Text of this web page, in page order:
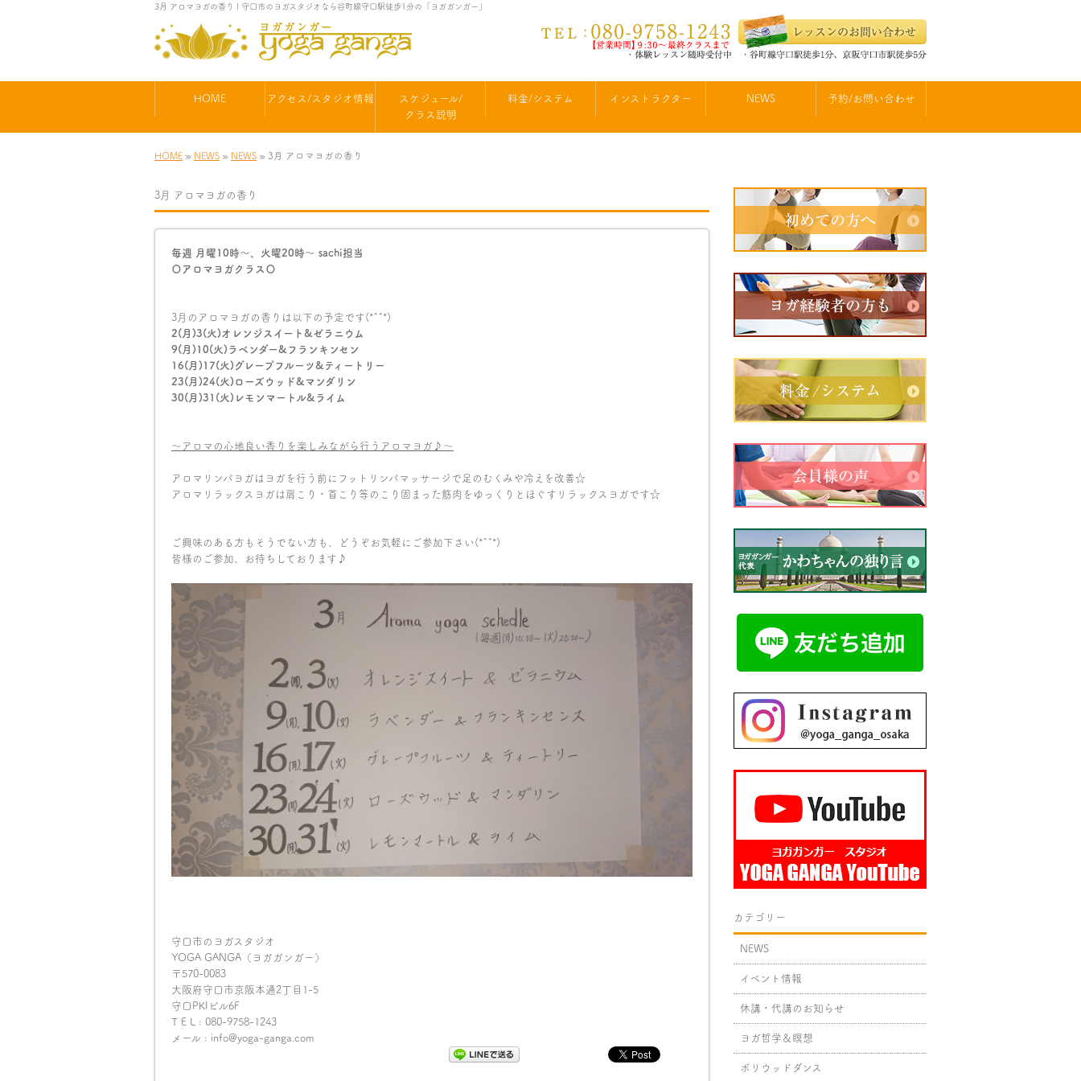
3月 アロマヨガの香り | 守口市のヨガスタジオなら谷町線守口駅徒歩1分の「ヨガガンガー」
HOME アクセス/スタジオ情報
スケジュール/
クラス説明
料金/システム インストラクター NEWS 予約/お問い合わせ
HOME » NEWS » NEWS » 3月 アロマヨガの香り
3月 アロマヨガの香り
毎週 月曜10時〜、火曜20時〜 sachi担当
〇アロマヨガクラス〇
3月のアロマヨガの香りは以下の予定です(*^^*)
2(月)3(火)オレンジスイート&ゼラニウム
9(月)10(火)ラベンダー&フランキンセン
16(月)17(火)グレープフルーツ&ティートリー
23(月)24(火)ローズウッド&マンダリン
30(月)31(火)レモンマートル&ライム
～アロマの心地良い香りを楽しみながら行うアロマヨガ ♪ ～
アロマリンパヨガはヨガを行う前にフットリンパマッサージで足のむくみや冷えを改善☆
アロマリラックスヨガは肩こり・首こり等のこり固まった筋肉をゆっくりとほぐすリラックスヨガです☆
ご興味のある方もそうでない方も、どうぞお気軽にご参加下さい(*^^*)
皆様のご参加、お待ちしております♪
守口市のヨガスタジオ
YOGA GANGA（ヨガガンガー）
〒570-0083
大阪府守口市京阪本通2丁目1-5
守口PKIビル6F
T E L : 080-9758-1243
メール : info@yoga-ganga.com
カテゴリー
NEWS
イベント情報
休講・代講のお知らせ
ヨガ哲学＆瞑想
ボリウッドダンス